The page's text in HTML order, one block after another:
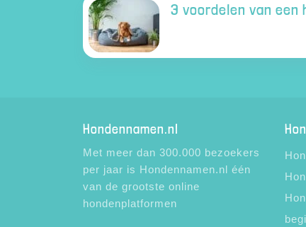
3 voordelen van
Hondennamen.nl
Met meer dan 300.000 bezoekers
per jaar is Hondennamen.nl één
van de grootste online
hondenplatformen